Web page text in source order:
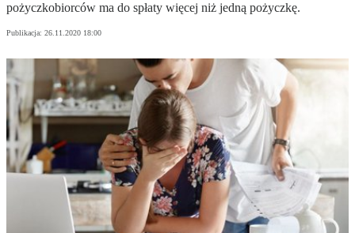
pożyczkobiorców ma do spłaty więcej niż jedną pożyczkę.
Publikacja: 26.11.2020 18:00